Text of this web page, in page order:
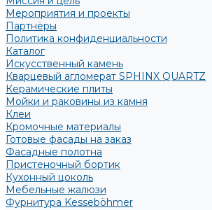
Мероприятия и проекты
Партнёры
Политика конфиденциальности
Каталог
Искусственный камень
Кварцевый агломерат SPHINX QUARTZ
Керамические плиты
Мойки и раковины из камня
Клеи
Кромочные материалы
Готовые фасады на заказ
Фасадные полотна
Пристеночный бортик
Кухонный цоколь
Мебельные жалюзи
Фурнитура Kesseböhmer